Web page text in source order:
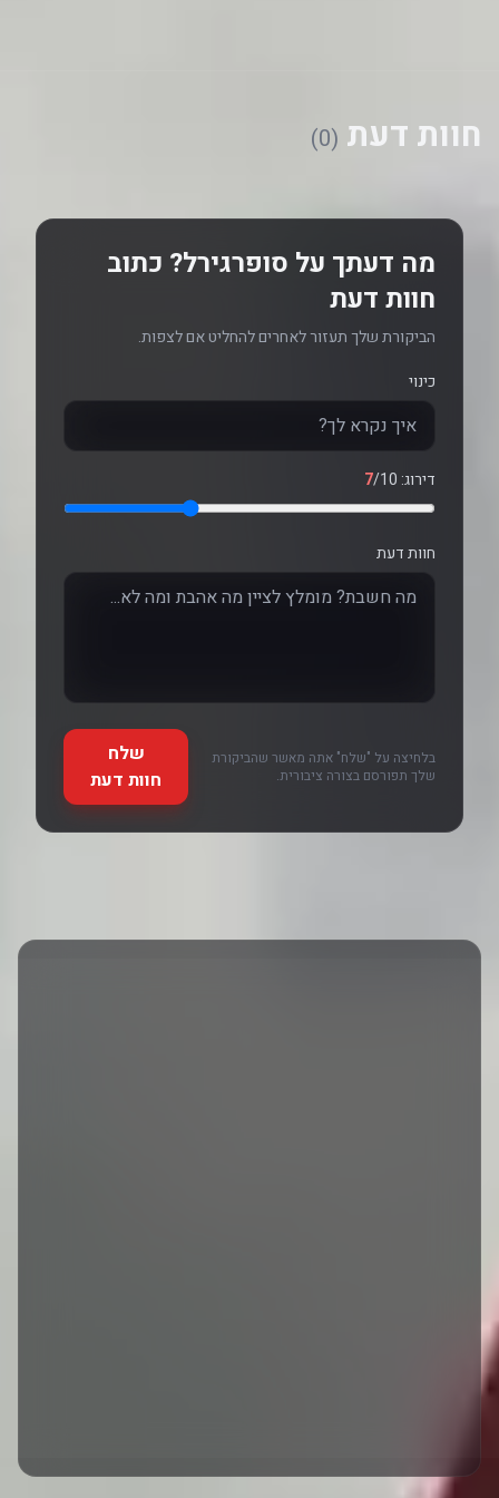
חוות דעת (0)
מה דעתך על סופרגירל? כתוב
חוות דעת
הביקורת שלך תעזור לאחרים להחליט אם לצפות.
כינוי
דירוג: 7/10
חוות דעת
בלחיצה על "שלח" אתה מאשר שהביקורת
שלך תפורסם בצורה ציבורית.
שלח
חוות דעת